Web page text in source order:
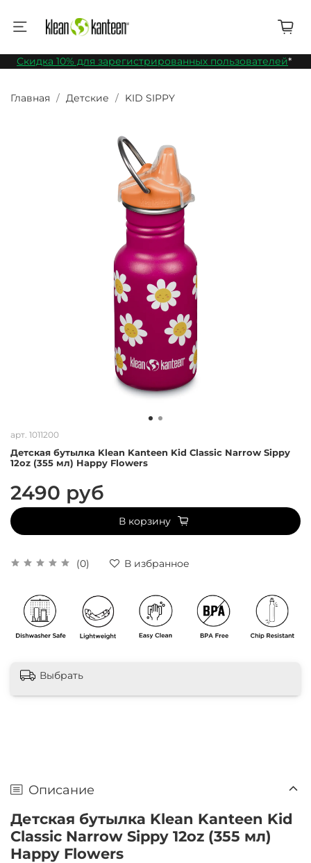
Скидка 10% для зарегистрированных пользователей*
Главная Детские KID SIPPY
арт. 1011200
Детская бутылка Klean Kanteen Kid Classic Narrow Sippy
12oz (355 мл) Happy Flowers
(0) В избранное
2490 руб
В корзину
Выбрать
Описание
Детская бутылка Klean Kanteen Kid
Classic Narrow Sippy 12oz (355 мл)
Happy Flowers